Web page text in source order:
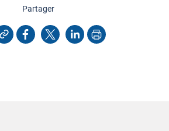
Partagercette page
l'adresse
Facebook
X LinkedInImprimer